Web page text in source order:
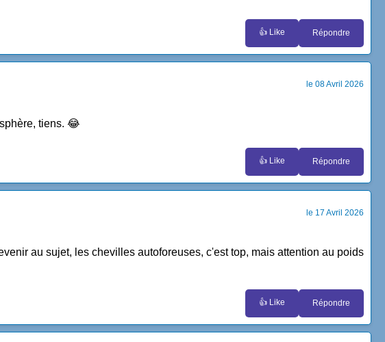
👍 Like Répondre
le 08 Avril 2026
tiens. 😂
👍 Like Répondre
le 17 Avril 2026
au sujet, les chevilles autoforeuses, c'est top, mais attention au poids
👍 Like Répondre